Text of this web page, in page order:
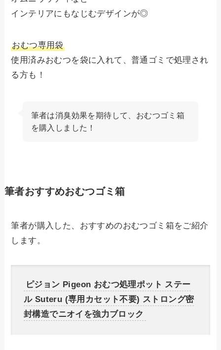
インテリアにもなじむデザインが◎
おむつ専用袋
使用済みおむつを袋に入れて、普通ゴミで処理され
る方も！
筆者は消臭効果を期待して、おむつゴミ箱
を購入しました！
筆者おすすめおむつゴミ箱
筆者が購入した、おすすめのおむつゴミ箱をご紹介
します。
ピジョン Pigeon おむつ処理ポット ステー
ル Suteru (専用カセット不要) ストロング密
封構造でニオイを強力ブロック